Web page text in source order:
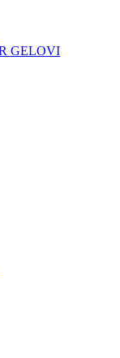
GELOVI